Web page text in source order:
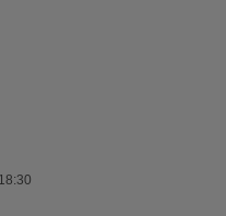
18:30